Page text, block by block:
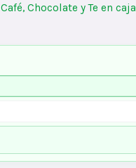
Café, Chocolate y Te en caja